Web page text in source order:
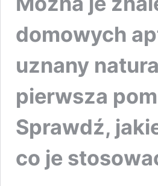
domowych
uznany
pierwsza
Sprawdź,
co je